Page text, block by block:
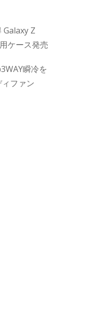
Galaxy Z
ケース発売
瞬冷を
ファン